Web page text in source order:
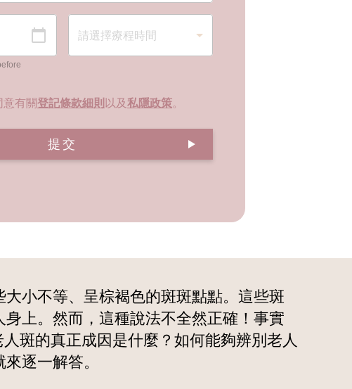
意有關登記條款細則 以及私隱政策。
提交
小不等、呈棕褐色的斑斑點點。這些斑
上。然而，這種說法不全然正確！事實
斑的真正成因是什麼？如何能夠辨別老人
逐一解答。